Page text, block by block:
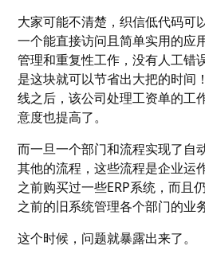
大家可能不清楚，织信低代码可
一个能直接访问且简单实用的应
管理和重复性工作，没有人工错
是这块就可以节省出大把的时间
线之后，该公司处理工资单的工
意度也提高了。
而一旦一个部门和流程实现了自
其他的流程，这些流程是企业运
之前购买过一些ERP系统，而且
之前的旧系统管理各个部门的业
这个时候，问题就暴露出来了。